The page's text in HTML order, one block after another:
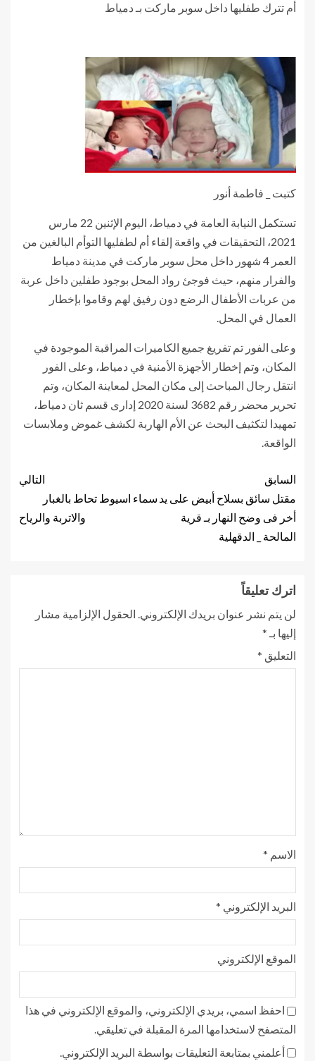
أم تترك طفليها داخل سوبر ماركت بـ دمياط
كتبت _ فاطمة أنور
تستكمل النيابة العامة في دمياط، اليوم الإثنين 22 مارس
2021، التحقيقات في واقعة إلقاء أم لطفليها التوأم البالغين من
العمر 4 شهور داخل محل سوبر ماركت في مدينة دمياط
والفرار منهم، حيث فوجئ رواد المحل بوجود طفلين داخل عربة
من عربات الأطفال الرضع دون رفيق لهم وقاموا بإخطار
العمال في المحل.
وعلى الفور تم تفريغ جميع الكاميرات المراقبة الموجودة في
المكان، وتم إخطار الأجهزة الأمنية في دمياط، وعلى الفور
انتقل رجال المباحث إلى مكان المحل لمعاينة المكان، وتم
تحرير محضر رقم 3682 لسنة 2020 إدارى قسم ثان دمياط،
تمهيدا لتكثيف البحث عن الأم الهاربة لكشف غموض وملابسات
الواقعة.
السابق
مقتل سائق بسلاح أبيض على يد
أخر فى وضح النهار بـ قرية
المالحة _ الدقهلية
التالي
سماء اسيوط تحاط بالغبار
والاتربة والرياح
اترك تعليقاً
لن يتم نشر عنوان بريدك الإلكتروني. الحقول الإلزامية مشار
إليها بـ *
التعليق *
الاسم *
البريد الإلكتروني *
الموقع الإلكتروني
احفظ اسمي، بريدي الإلكتروني، والموقع الإلكتروني في هذا
المتصفح لاستخدامها المرة المقبلة في تعليقي.
أعلمني بمتابعة التعليقات بواسطة البريد الإلكتروني.